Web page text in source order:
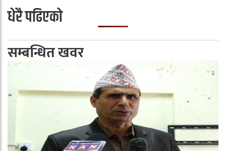
धेरै पढिएको
सम्बन्धित खवर